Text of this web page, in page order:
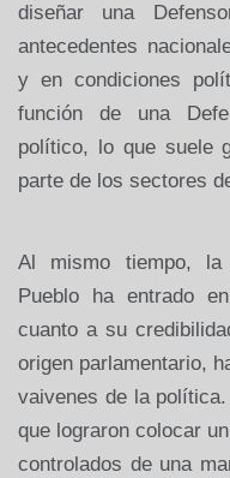
diseñar una
antecedentes
y en condiciones
función de una
político, lo que suele
parte de los sectores
Al mismo tiempo, la
Pueblo ha entrado
cuanto a su
origen parlamentario,
vaivenes de la
que lograron colocar
controlados de una